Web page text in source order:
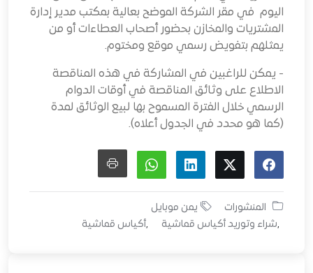
اليوم في مقر الشركة الموضح بعالية بمكتب مدير إدارة
المشتريات والمخازن بحضور أصحاب العطاءات أو من
يمثلهم بتفويض رسمي موقع ومختوم.
- يمكن للراغبين في المشاركة في هذه المناقصة
الاطلاع على وثائق المناقصة في أوقات الدوام
الرسمي خلال الفترة المسموح بها لبيع الوثائق لمدة
(كما هو محدد في الجدول أعلاه).
المنشورات
يمن موبايل
شراء وتوريد أكياس قماشية
أكياس قماشية